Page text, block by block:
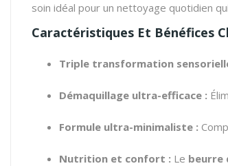
soin idéal pour un nettoyage quotidien
Caractéristiques Et Bénéfices
Triple transformation
Démaquillage ultra-efficace :
Formule ultra-minimaliste :
Nutrition et confort : Le beurre